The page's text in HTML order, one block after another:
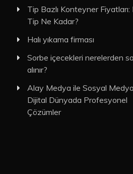
Tip Bazlı Konteyner Fiyatları:
Tip Ne Kadar?
Halı yıkama firması
Sorbe içecekleri nerelerden
alınır?
Alay Medya ile Sosyal
Dijital Dünyada Profesyonel
Çözümler